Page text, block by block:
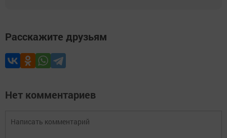
Расскажите друзьям
Нет комментариев